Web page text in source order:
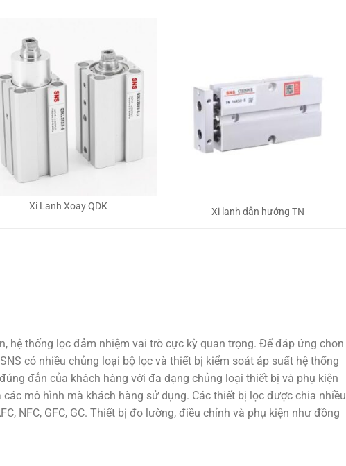
Xi Lanh Xoay QDK Xi lanh dẫn hướng TN
hệ thống lọc đảm nhiệm vai trò cực kỳ quan trọng. Để đáp ứng chon
có nhiều chủng loại bộ lọc và thiết bị kiểm soát áp suất hệ thống
đắn của khách hàng với đa dạng chủng loại thiết bị và phụ kiện
mô hình mà khách hàng sử dụng. Các thiết bị lọc được chia nhiều
NFC, GFC, GC. Thiết bị đo lường, điều chỉnh và phụ kiện như đồng